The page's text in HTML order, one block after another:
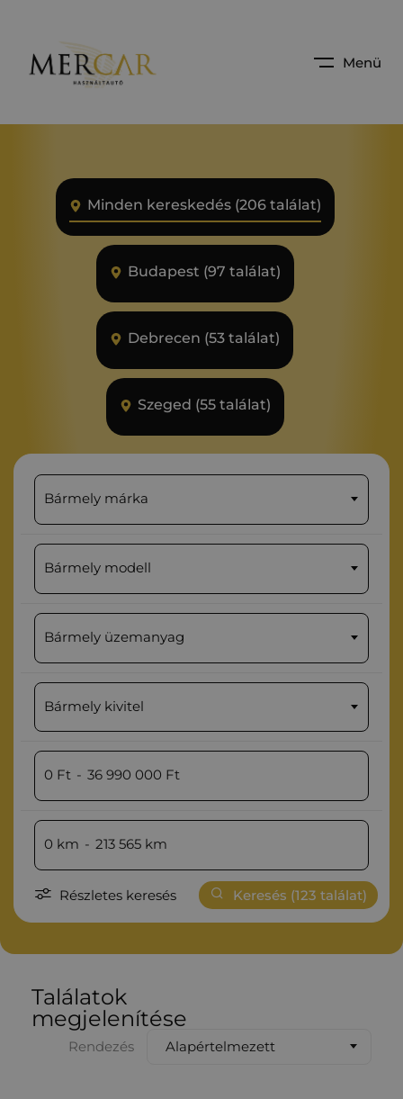
Menü
Minden kereskedés (206 találat)
Budapest (97 találat)
Debrecen (53 találat)
Szeged (55 találat)
Bármely márka
Bármely modell
Bármely üzemanyag
Bármely kivitel
0 Ft - 36 990 000 Ft
0 km - 213 565 km
Részletes keresés Keresés (123 találat)
Találatok
megjelenítése
Rendezés Alapértelmezett